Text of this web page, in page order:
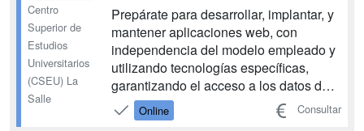
Centro
Superior de
Estudios
Universitarios
(CSEU) La
Salle
Prepárate para desarrollar, implantar, y
mantener aplicaciones web, con
independencia del modelo empleado y
utilizando tecnologías específicas,
garantizando el acceso a los datos de
forma segura y cumpliendo los criterios
de accesibilidad, usabilidad y calidad
Online Consultar